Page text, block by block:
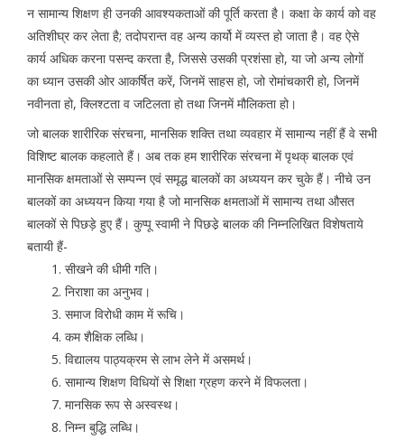
न सामान्य शिक्षण ही उनकी आवश्यकताओं की पूर्ति करता है। कक्षा के कार्य को वह
अतिशीघ्र कर लेता है; तदोपरान्त वह अन्य कार्यो में व्यस्त हो जाता है। वह ऐसे
कार्य अधिक करना पसन्द करता है, जिससे उसकी प्रशंसा हो, या जो अन्य लोगों
का ध्यान उसकी ओर आकर्षित करें, जिनमें साहस हो, जो रोमांचकारी हो, जिनमें
नवीनता हो, क्लिश्टता व जटिलता हो तथा जिनमें मौलिकता हो।
जो बालक शारीरिक संरचना, मानसिक शक्ति तथा व्यवहार में सामान्य नहीं हैं वे सभी
विशिष्ट बालक कहलाते हैं। अब तक हम शारीरिक संरचना में पृथक् बालक एवं
मानसिक क्षमताओं से सम्पन्न एवं समृद्ध बालकों का अध्ययन कर चुके हैं। नीचे उन
बालकों का अध्ययन किया गया है जो मानसिक क्षमताओं में सामान्य तथा औसत
बालकों से पिछड़े हुए हैं। कुप्पू स्वामी ने पिछडे़ बालक की निम्नलिखित विशेषताये
बतायी हैं-
सीखने की धीमी गति।
निराशा का अनुभव।
समाज विरोधी काम में रूचि।
कम शैक्षिक लब्धि।
विद्यालय पाठ्यक्रम से लाभ लेने में असमर्थ।
सामान्य शिक्षण विधियों से शिक्षा ग्रहण करने में विफलता।
मानसिक रूप से अस्वस्थ।
निम्न बुद्धि लब्धि।